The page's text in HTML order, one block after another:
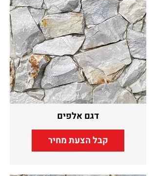
דגם אלפים
קבל הצעת מחיר